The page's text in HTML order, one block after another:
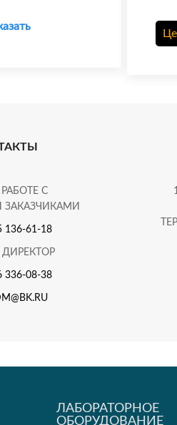
С
ЗАКАЗЧИКАМИ
136-61-18
336-08-38
ЛАБОРАТОРНОЕ
ОБОРУДОВАНИЕ